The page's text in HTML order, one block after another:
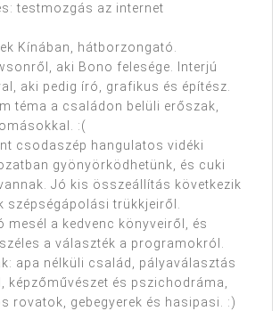
testmozgás az internet
Kínában, hátborzongató.
aki Bono felesége. Interjú
aki pedig író, grafikus és építész.
téma a családon belüli erőszak,
:(
csodaszép hangulatos vidéki
gyönyörködhetünk, és cuki
Jó kis összeállítás következik
szépségápolási trükkjeiről.
mesél a kedvenc könyveiről, és
a választék a programokról.
apa nélküli család, pályaválasztás
képzőművészet és pszichodráma,
rovatok, gebegyerek és hasipasi. :)